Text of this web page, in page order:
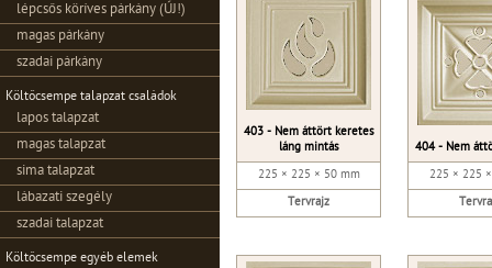
lépcsős köríves párkány (ÚJ!)
magas párkány
szadai párkány
Költőcsempe talapzat családok
lapos talapzat
magas talapzat
sima talapzat
lábazati szegély
szadai talapzat
Költőcsempe egyéb elemek
403 - Nem áttört keretes
láng mintás
225 × 225 × 50 mm
Tervrajz
404 - Nem
225 × 225